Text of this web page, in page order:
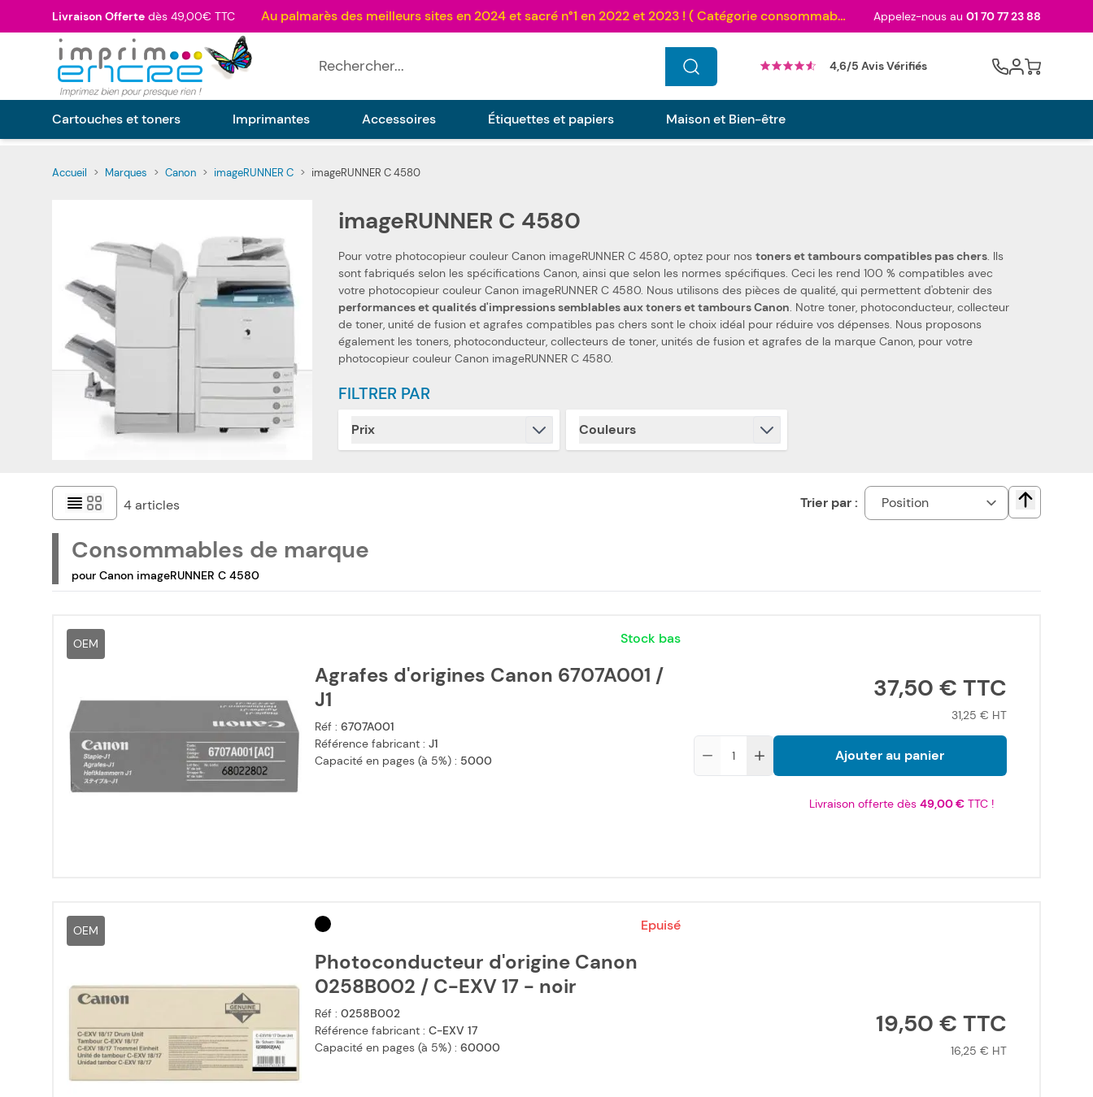
Livraison Offerte dès 49,00€ TTC Au palmarès des meilleurs sites en 2024 et sacré n°1 en 2022 et 2023 ! ( Catégorie consommables) Appelez-nous au 01 70 77 23 88
4,6/5 Avis Vérifiés Cart
Cartouches et toners Imprimantes Accessoires Étiquettes et papiers Maison et Bien-être
Accueil > Marques > Canon > imageRUNNER C > imageRUNNER C 4580
imageRUNNER C 4580
Pour votre photocopieur couleur Canon imageRUNNER C 4580, optez pour nos toners et tambours compatibles pas chers. Ils
sont fabriqués selon les spécifications Canon, ainsi que selon les normes spécifiques. Ceci les rend 100 % compatibles avec
votre photocopieur couleur Canon imageRUNNER C 4580. Nous utilisons des pièces de qualité, qui permettent d'obtenir des
performances et qualités d'impressions semblables aux toners et tambours Canon. Notre toner, photoconducteur, collecteur
de toner, unité de fusion et agrafes compatibles pas chers sont le choix idéal pour réduire vos dépenses. Nous proposons
également les toners, photoconducteur, collecteurs de toner, unités de fusion et agrafes de la marque Canon, pour votre
photocopieur couleur Canon imageRUNNER C 4580.
FILTRER PAR
Prix
filter
Couleurs
filter
4articles Trier par : Change
Consommables de marque
pour Canon imageRUNNER C 4580
OEM Stock bas
Agrafes d'origines Canon 6707A001 /
J1
Réf : 6707A001
Référence fabricant : J1
Capacité en pages (à 5%) : 5000
37,50 €
31,25 €
Ajouter au panier
Livraison offerte dès 49,00 €TTC !
OEM Epuisé
Photoconducteur d'origine Canon
0258B002 / C-EXV 17 - noir
Réf : 0258B002
Référence fabricant : C-EXV 17
Capacité en pages (à 5%) : 60000
19,50 €
16,25 €